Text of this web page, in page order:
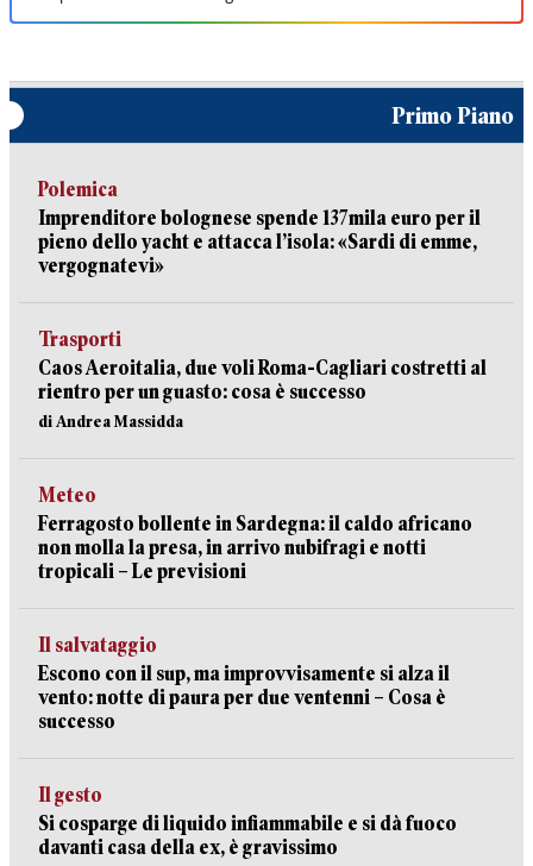
Primo Piano
Polemica
Imprenditore bolognese spende 137mila euro per il
pieno dello yacht e attacca l’isola: «Sardi di emme,
vergognatevi»
Trasporti
Caos Aeroitalia, due voli Roma-Cagliari costretti al
rientro per un guasto: cosa è successo
di Andrea Massidda
Meteo
Ferragosto bollente in Sardegna: il caldo africano
non molla la presa, in arrivo nubifragi e notti
tropicali – Le previsioni
Il salvataggio
Escono con il sup, ma improvvisamente si alza il
vento: notte di paura per due ventenni – Cosa è
successo
Il gesto
Si cosparge di liquido infiammabile e si dà fuoco
davanti casa della ex, è gravissimo